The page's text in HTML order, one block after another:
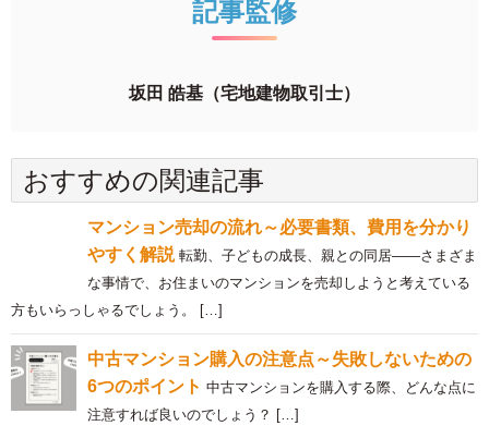
記事監修
坂田 皓基（宅地建物取引士）
おすすめの関連記事
マンション売却の流れ～必要書類、費用を分かり
やすく解説 転勤、子どもの成長、親との同居――さまざま
な事情で、お住まいのマンションを売却しようと考えている
方もいらっしゃるでしょう。 […]
中古マンション購入の注意点～失敗しないための
6つのポイント 中古マンションを購入する際、どんな点に
注意すれば良いのでしょう？ […]